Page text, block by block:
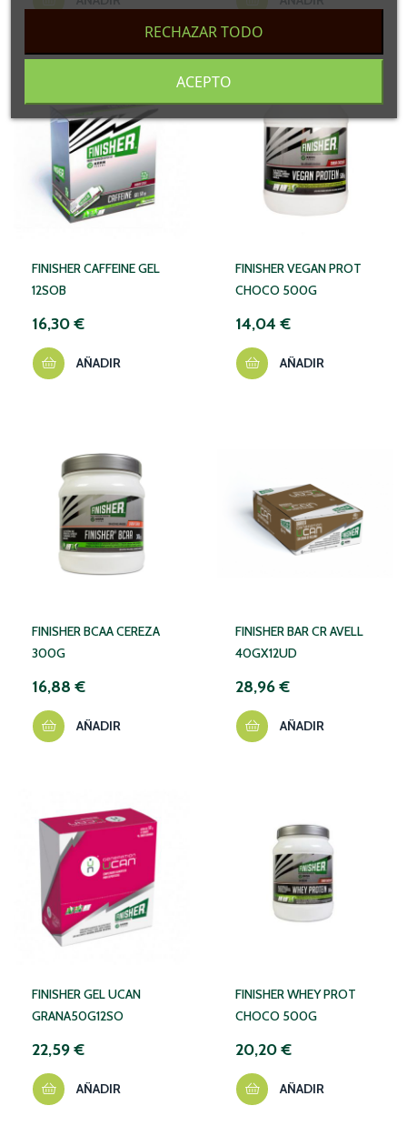
FINISHER CAFFEINE GEL
12SOB
16,30 €
AÑADIR
FINISHER VEGAN PROT
CHOCO 500G
14,04 €
AÑADIR
FINISHER BCAA CEREZA
300G
16,88 €
AÑADIR
FINISHER BAR CR AVELL
40GX12UD
28,96 €
AÑADIR
FINISHER GEL UCAN
GRANA50G12SO
22,59 €
AÑADIR
FINISHER WHEY PROT
CHOCO 500G
20,20 €
AÑADIR
RECHAZAR TODO
ACEPTO